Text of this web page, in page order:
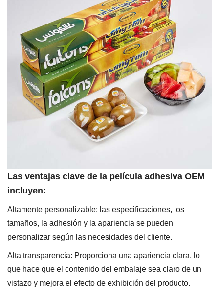
Las ventajas clave de la película adhesiva OEM
incluyen:
Altamente personalizable: las especificaciones, los
tamaños, la adhesión y la apariencia se pueden
personalizar según las necesidades del cliente.
Alta transparencia: Proporciona una apariencia clara, lo
que hace que el contenido del embalaje sea claro de un
vistazo y mejora el efecto de exhibición del producto.